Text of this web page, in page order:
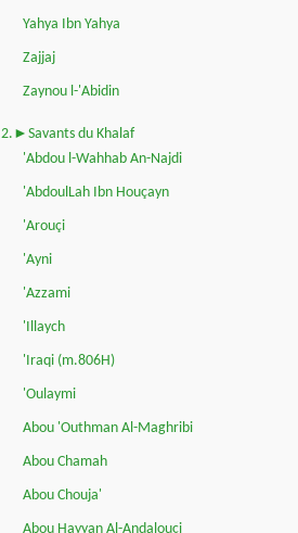
Yahya Ibn Yahya
Zajjaj
Zaynou l-'Abidin
2.►Savants du Khalaf
'Abdou l-Wahhab An-Najdi
'AbdoulLah Ibn Houçayn
'Arouçi
'Ayni
'Azzami
'Illaych
'Iraqi (m.806H)
'Oulaymi
Abou 'Outhman Al-Maghribi
Abou Chamah
Abou Chouja'
Abou Hayyan Al-Andalouçi